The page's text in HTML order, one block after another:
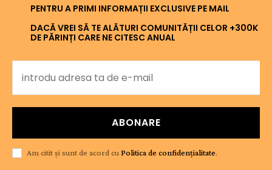
PENTRU A PRIMI INFORMAȚII EXCLUSIVE PE MAIL
DACĂ VREI SĂ TE ALĂTURI COMUNITĂȚII CELOR +300K
DE PĂRINȚI CARE NE CITESC ANUAL
ABONARE
Am citit și sunt de acord cuPolitica de confidențialitate.